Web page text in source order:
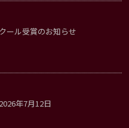
ール受賞のお知らせ
年7月12日